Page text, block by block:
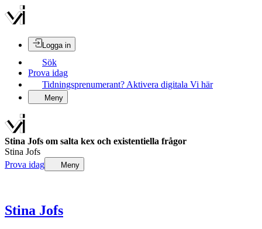
Logga in
Sök
Prova idag
Tidningsprenumerant? Aktivera digitala Vi här
Meny
Stina Jofs om salta kex och existentiella frågor
Stina Jofs
Prova idag
Meny
Stina Jofs